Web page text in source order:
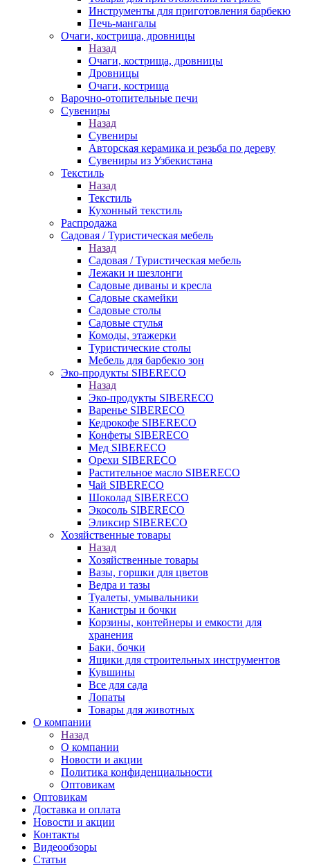
Инструменты для приготовления барбекю
Печь-мангалы
Очаги, кострища, дровницы
Назад
Очаги, кострища, дровницы
Дровницы
Очаги, кострища
Варочно-отопительные печи
Сувениры
Назад
Сувениры
Авторская керамика и резьба по дереву
Сувениры из Узбекистана
Текстиль
Назад
Текстиль
Кухонный текстиль
Распродажа
Садовая / Туристическая мебель
Назад
Садовая / Туристическая мебель
Лежаки и шезлонги
Садовые диваны и кресла
Садовые скамейки
Садовые столы
Садовые стулья
Комоды, этажерки
Туристические столы
Мебель для барбекю зон
Эко-продукты SIBERECO
Назад
Эко-продукты SIBERECO
Варенье SIBERECO
Кедрокофе SIBERECO
Конфеты SIBERECO
Мед SIBERECO
Орехи SIBERECO
Растительное масло SIBERECO
Чай SIBERECO
Шоколад SIBERECO
Экосоль SIBERECO
Эликсир SIBERECO
Хозяйственные товары
Назад
Хозяйственные товары
Вазы, горшки для цветов
Ведра и тазы
Туалеты, умывальники
Канистры и бочки
Корзины, контейнеры и емкости для
хранения
Баки, бочки
Ящики для строительных инструментов
Кувшины
Все для сада
Лопаты
Товары для животных
О компании
Назад
О компании
Новости и акции
Политика конфиденциальности
Оптовикам
Оптовикам
Доставка и оплата
Новости и акции
Контакты
Видеообзоры
Статьи